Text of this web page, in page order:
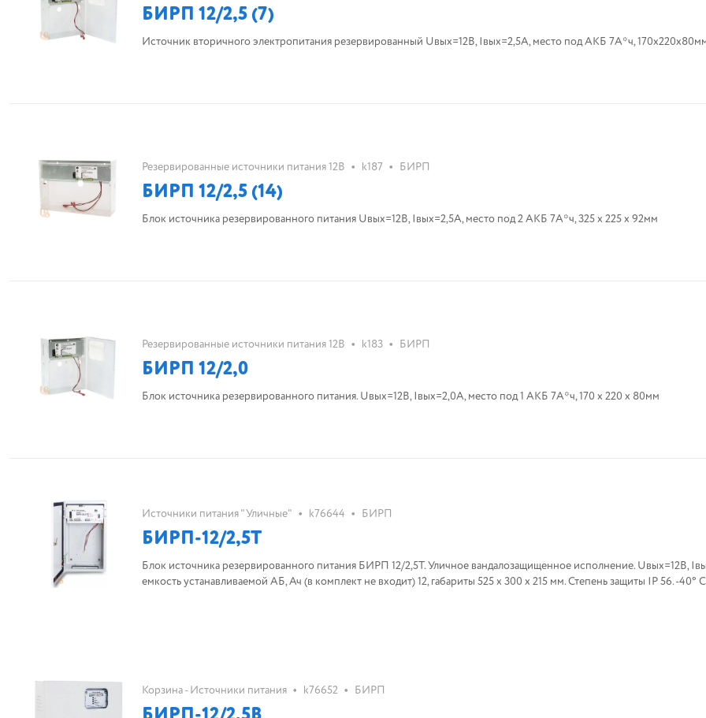
БИРП 12/2,5 (7)
Источник вторичного электропитания резервированный Uвых=12В, Iвых=2,5A, место под АКБ 7А*ч,
Резервированные источники питания 12В • k187 • БИРП
БИРП 12/2,5 (14)
Блок источника резервированного питания Uвых=12В, Iвых=2,5A, место под 2 АКБ 7А*ч, 325 х 225 х 92мм
Резервированные источники питания 12В • k183 • БИРП
БИРП 12/2,0
Блок источника резервированного питания. Uвых=12В, Iвых=2,0A, место под 1 АКБ 7А*ч, 170 х 220 х 80мм
Источники питания "Уличные" • k76644 • БИРП
БИРП-12/2,5Т
Блок источника резервированного питания БИРП 12/2,5Т. Уличное вандалозащищенное исполнение. Uвых=12В,
емкость устанавливаемой АБ, Ач (в комплект не входит) 12, габариты 525 х 300 х 215 мм. Степень защиты IP 56. -40°
Корзина - Источники питания • k76652 • БИРП